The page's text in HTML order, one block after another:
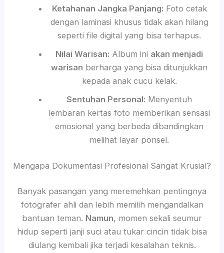
Ketahanan Jangka Panjang: Foto cetak
dengan laminasi khusus tidak akan hilang
seperti file digital yang bisa terhapus.
Nilai Warisan: Album ini akan menjadi
warisan berharga yang bisa ditunjukkan
kepada anak cucu kelak.
Sentuhan Personal: Menyentuh
lembaran kertas foto memberikan sensasi
emosional yang berbeda dibandingkan
melihat layar ponsel.
Mengapa Dokumentasi Profesional Sangat Krusial?
Banyak pasangan yang meremehkan pentingnya
fotografer ahli dan lebih memilih mengandalkan
bantuan teman. Namun, momen sekali seumur
hidup seperti janji suci atau tukar cincin tidak bisa
diulang kembali jika terjadi kesalahan teknis.